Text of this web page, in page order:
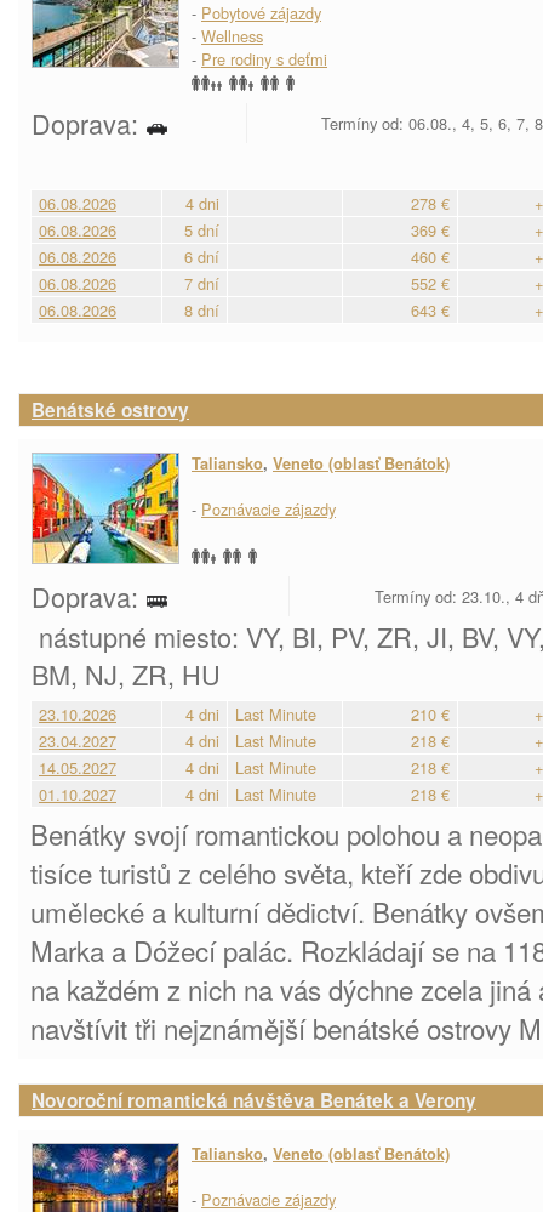
- Pobytové zájazdy
- Wellness
- Pre rodiny s deťmi
Doprava: Termíny od: 06.08., 4, 5, 6, 7,
06.08.2026 4 dni 278 €
06.08.2026
5 dní 369 €
06.08.2026
6 dní 460 €
06.08.2026
7 dní 552 €
06.08.2026
8 dní 643 €
Benátské ostrovy
Taliansko, Veneto (oblasť Benátok)
- Poznávacie zájazdy
Doprava: Termíny od: 23.10., 4
nástupné miesto: VY, BI, PV, ZR, JI, BV,
BM, NJ, ZR, HU
23.10.2026 4 dni Last Minute 210 €
23.04.2027
4 dni Last Minute 218 €
14.05.2027
4 dni Last Minute 218 €
01.10.2027
4 dni Last Minute 218 €
Benátky svojí romantickou polohou a
tisíce turistů z celého světa, kteří zde
umělecké a kulturní dědictví. Benátky
Marka a Dóžecí palác. Rozkládají se na
na každém z nich na vás dýchne zcela
navštívit tři nejznámější benátské ostrovy
Novoroční romantická návštěva Benátek a Verony
Taliansko, Veneto (oblasť Benátok)
- Poznávacie zájazdy